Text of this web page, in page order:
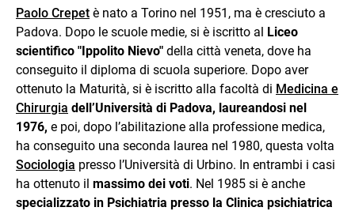
Paolo Crepet è nato a Torino nel 1951, ma è cresciuto a
Padova. Dopo le scuole medie, si è iscritto al Liceo
scientifico "Ippolito Nievo" della città veneta, dove ha
conseguito il diploma di scuola superiore. Dopo aver
ottenuto la Maturità, si è iscritto alla facoltà di Medicina e
Chirurgia dell’Università di Padova, laureandosi nel
1976, e poi, dopo l’abilitazione alla professione medica,
ha conseguito una seconda laurea nel 1980, questa volta
Sociologia presso l’Università di Urbino. In entrambi i casi
ha ottenuto il massimo dei voti. Nel 1985 si è anche
specializzato in Psichiatria presso la Clinica psichiatrica